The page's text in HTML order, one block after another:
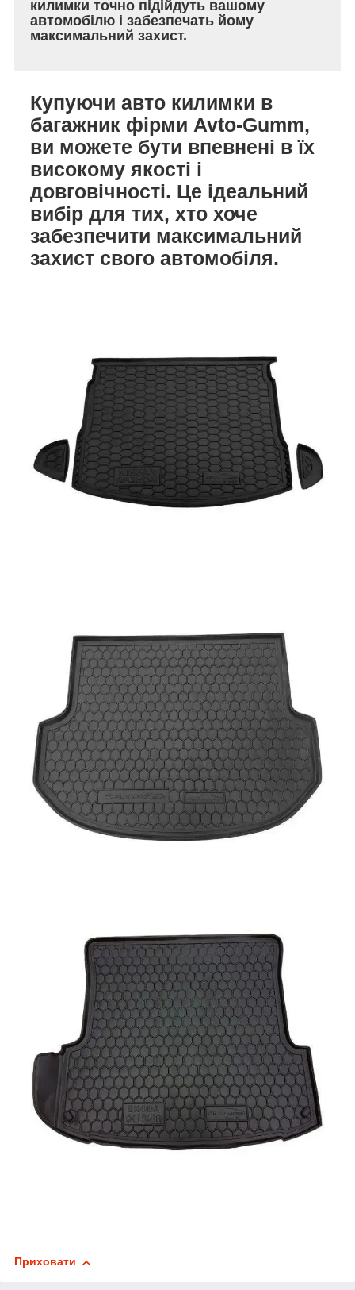
килимки точно підійдуть вашому
автомобілю і забезпечать йому
максимальний захист.
Купуючи авто килимки в
багажник фірми Avto-Gumm,
ви можете бути впевнені в їх
високому якості і
довговічності. Це ідеальний
вибір для тих, хто хоче
забезпечити максимальний
захист свого автомобіля.
Приховати